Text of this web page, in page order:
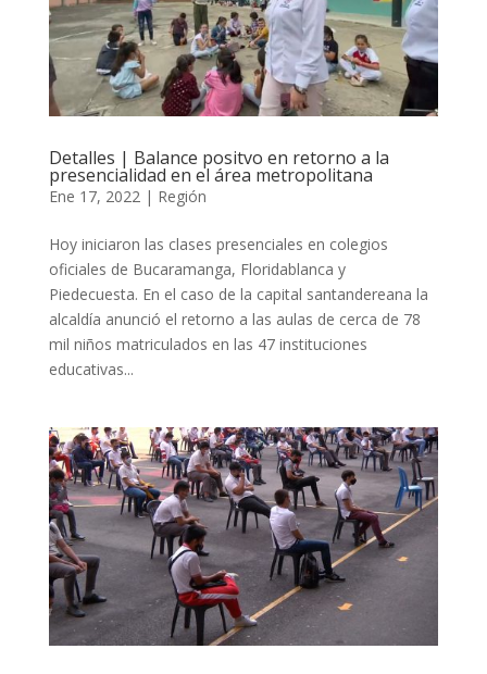
Detalles | Balance positvo en retorno a la
presencialidad en el área metropolitana
Ene 17, 2022 | Región
Hoy iniciaron las clases presenciales en colegios
oficiales de Bucaramanga, Floridablanca y
Piedecuesta. En el caso de la capital santandereana la
alcaldía anunció el retorno a las aulas de cerca de 78
mil niños matriculados en las 47 instituciones
educativas...